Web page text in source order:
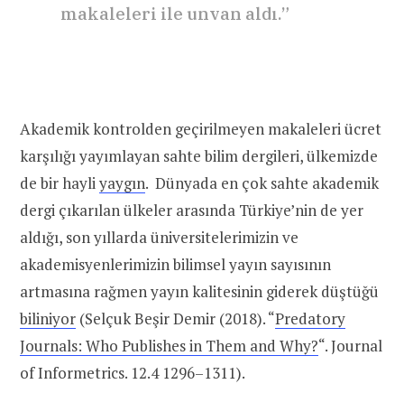
makaleleri ile unvan aldı.”
Akademik kontrolden geçirilmeyen makaleleri ücret
karşılığı yayımlayan sahte bilim dergileri, ülkemizde
de bir hayliyaygın. Dünyada en çok sahte akademik
dergi çıkarılan ülkeler arasında Türkiye’nin de yer
aldığı, son yıllarda üniversitelerimizin ve
akademisyenlerimizin bilimsel yayın sayısının
artmasına rağmen yayın kalitesinin giderek düştüğü
biliniyor (Selçuk Beşir Demir (2018). “Predatory
Journals: Who Publishes in Them and Why?“. Journal
of Informetrics. 12.4 1296–1311).